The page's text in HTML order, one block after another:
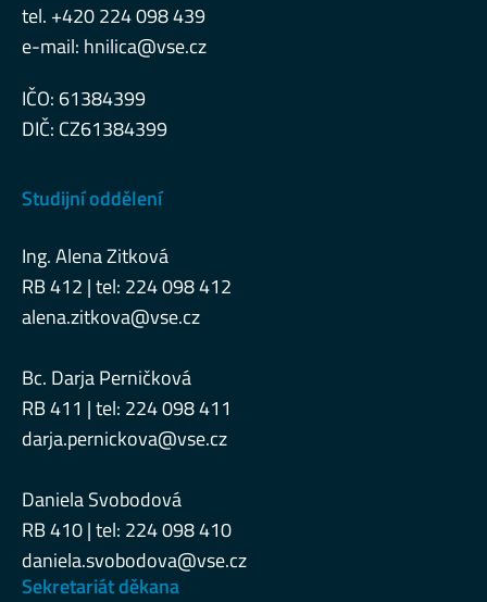
tel. +420 224 098 439
e-mail: hnilica@vse.cz
IČO: 61384399
DIČ: CZ61384399
Studijní oddělení
Ing. Alena Zitková
RB 412 | tel: 224 098 412
alena.zitkova@vse.cz
Bc. Darja Perničková
RB 411 | tel: 224 098 411
darja.pernickova@vse.cz
Daniela Svobodová
RB 410 | tel: 224 098 410
daniela.svobodova@vse.cz
Sekretariát děkana